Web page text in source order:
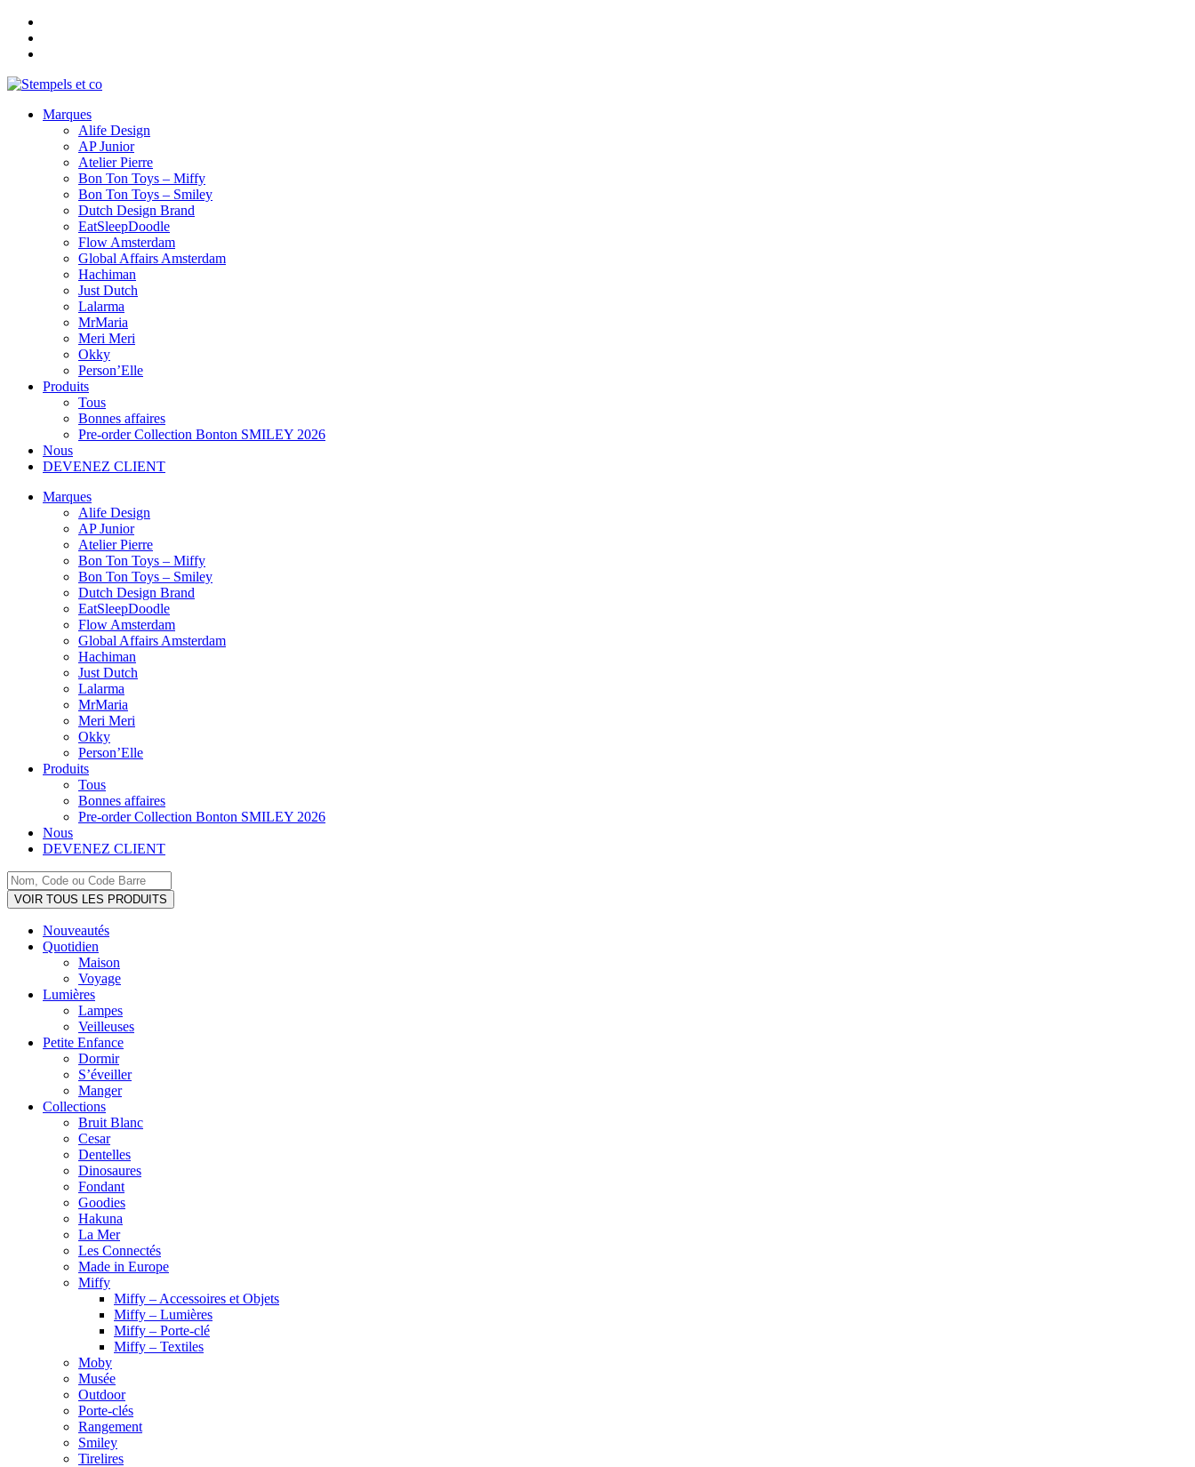
Aller
contenu
Marques
Alife Design
AP Junior
Atelier Pierre
Bon Ton Toys – Miffy
Bon Ton Toys – Smiley
Dutch Design Brand
EatSleepDoodle
Flow Amsterdam
Global Affairs Amsterdam
Hachiman
Just Dutch
Lalarma
MrMaria
Meri Meri
Okky
Person’Elle
Produits
Tous
Bonnes affaires
Pre-order Collection Bonton SMILEY 2026
Nous
DEVENEZ CLIENT
Marques
Alife Design
AP Junior
Atelier Pierre
Bon Ton Toys – Miffy
Bon Ton Toys – Smiley
Dutch Design Brand
EatSleepDoodle
Flow Amsterdam
Global Affairs Amsterdam
Hachiman
Just Dutch
Lalarma
MrMaria
Meri Meri
Okky
Person’Elle
Produits
Tous
Bonnes affaires
Pre-order Collection Bonton SMILEY 2026
Nous
DEVENEZ CLIENT
Search
...VOIR TOUS LES PRODUITS
Nouveautés
Quotidien
Maison
Voyage
Lumières
Lampes
Veilleuses
Petite Enfance
Dormir
S’éveiller
Manger
Collections
Bruit Blanc
Cesar
Dentelles
Dinosaures
Fondant
Goodies
Hakuna
La Mer
Les Connectés
Made in Europe
Miffy
Miffy – Accessoires et Objets
Miffy – Lumières
Miffy – Porte-clé
Miffy – Textiles
Moby
Musée
Outdoor
Porte-clés
Rangement
Smiley
Tirelires